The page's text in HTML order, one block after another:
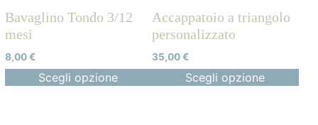
Bavaglino Tondo 3/12
mesi
8,00€
Scegli opzione
Accappatoio a triangolo
personalizzato
35,00€
Scegli opzione